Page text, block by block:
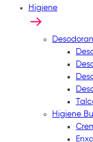
Higiene
Higiene